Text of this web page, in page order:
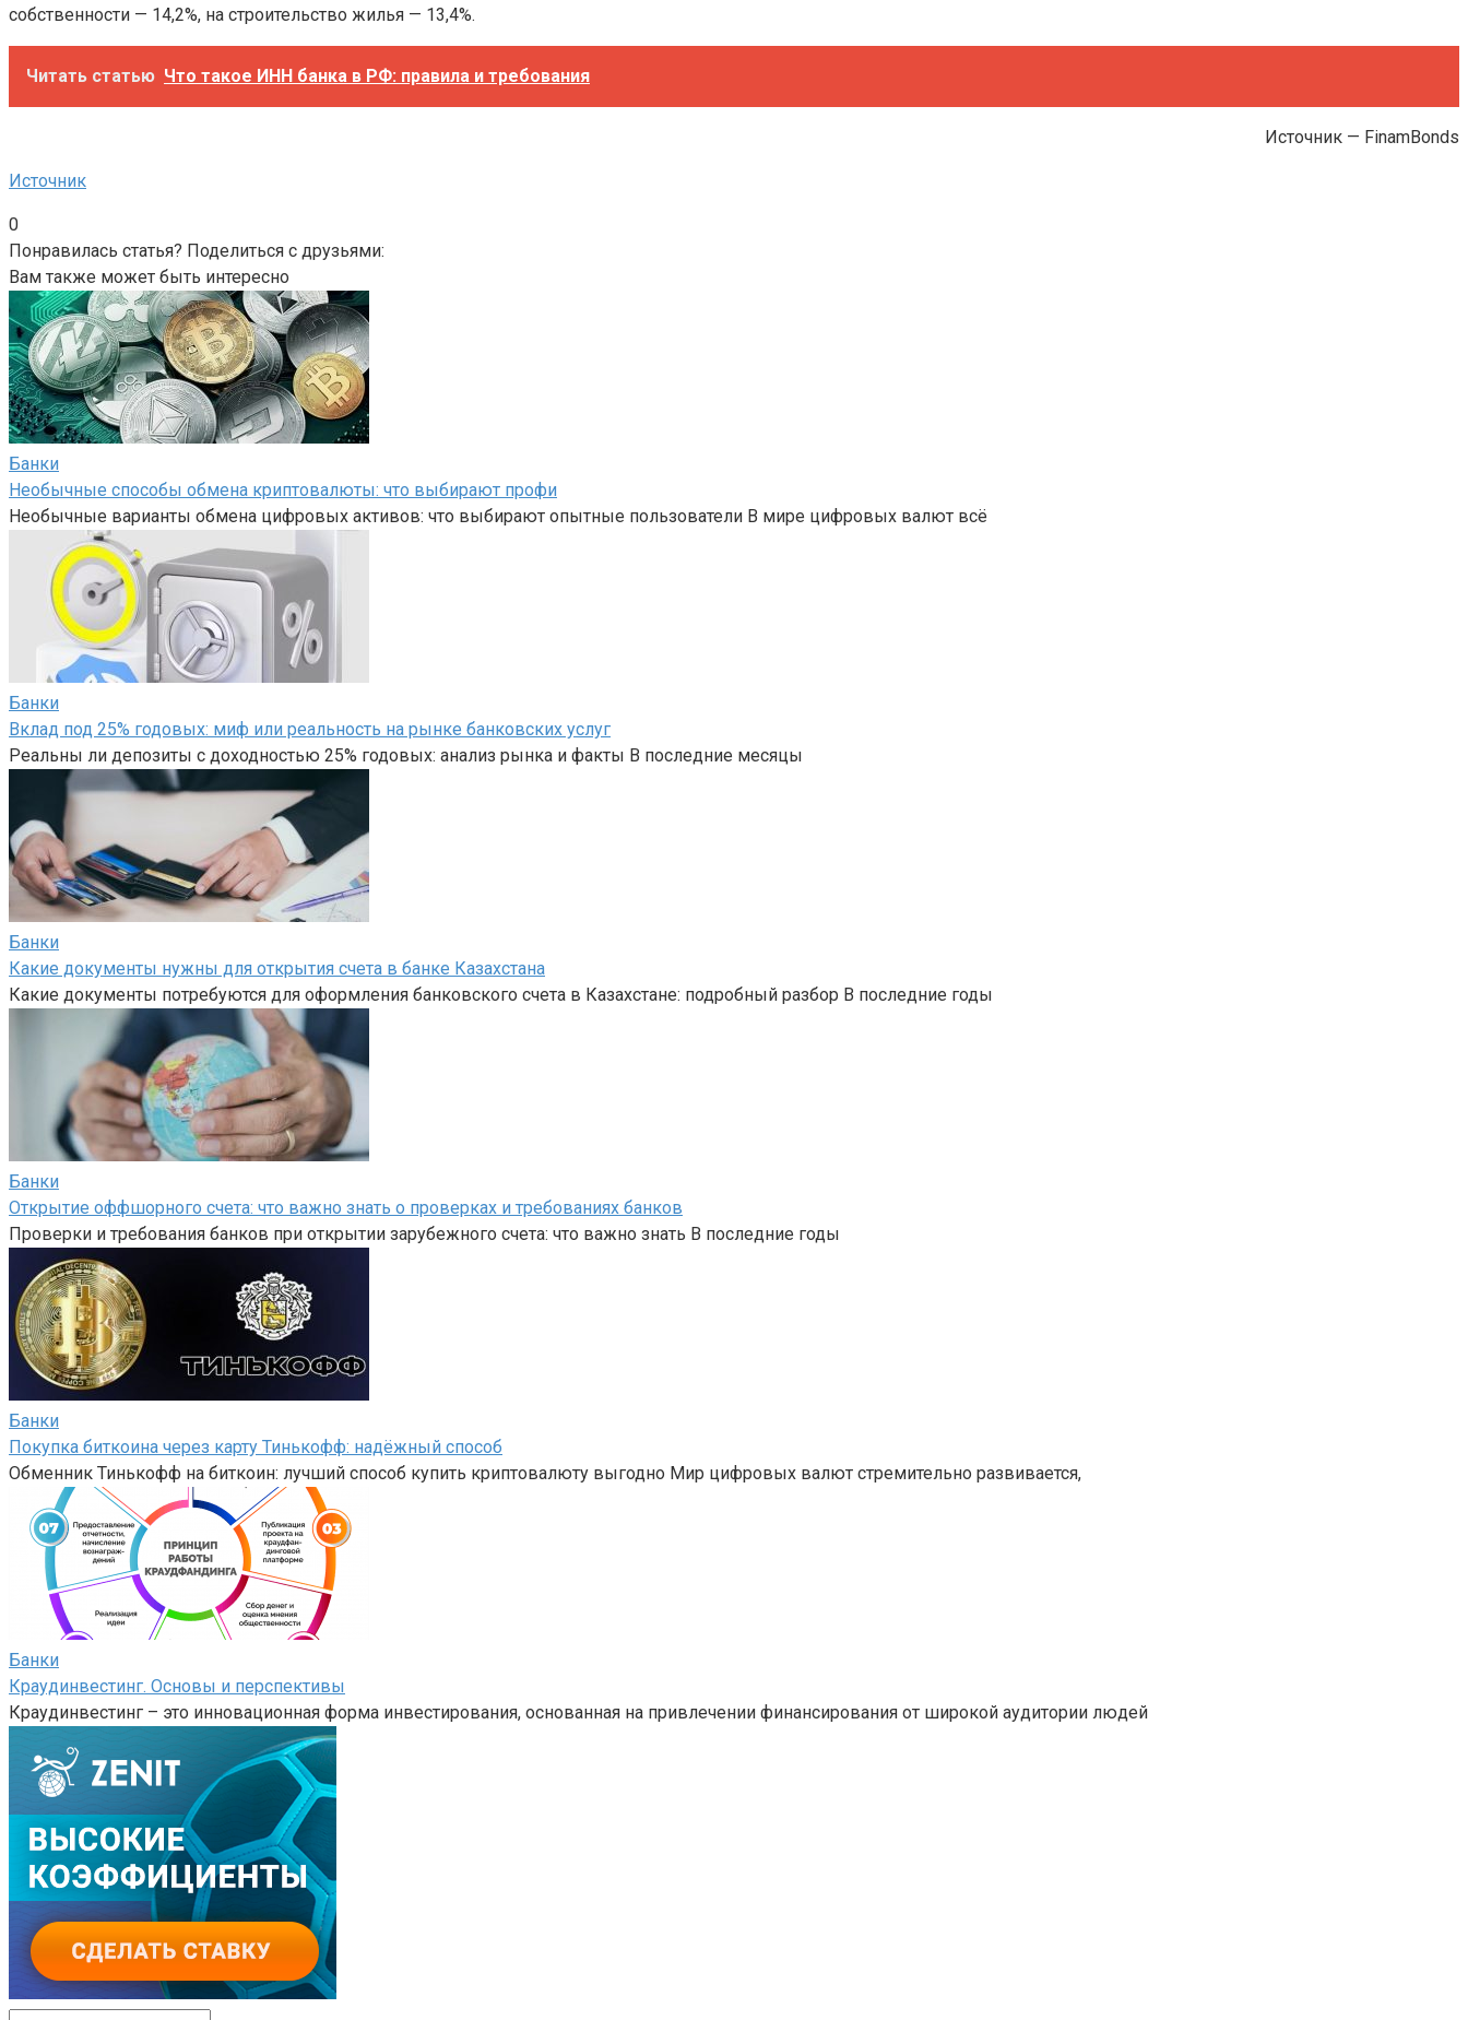
собственности — 14,2%, на строительство жилья — 13,4%.
Читать статью Что такое ИНН банка в РФ: правила и требования
Источник — FinamBonds
Источник
0
Понравилась статья? Поделиться с друзьями:
Вам также может быть интересно
Банки
Необычные способы обмена криптовалюты: что выбирают профи
Необычные варианты обмена цифровых активов: что выбирают опытные пользователи В мире цифровых валют всё
Банки
Вклад под 25% годовых: миф или реальность на рынке банковских услуг
Реальны ли депозиты с доходностью 25% годовых: анализ рынка и факты В последние месяцы
Банки
Какие документы нужны для открытия счета в банке Казахстана
Какие документы потребуются для оформления банковского счета в Казахстане: подробный разбор В последние годы
Банки
Открытие оффшорного счета: что важно знать о проверках и требованиях банков
Проверки и требования банков при открытии зарубежного счета: что важно знать В последние годы
Банки
Покупка биткоина через карту Тинькофф: надёжный способ
Обменник Тинькофф на биткоин: лучший способ купить криптовалюту выгодно Мир цифровых валют стремительно развивается,
Банки
Краудинвестинг. Основы и перспективы
Краудинвестинг – это инновационная форма инвестирования, основанная на привлечении финансирования от широкой аудитории людей